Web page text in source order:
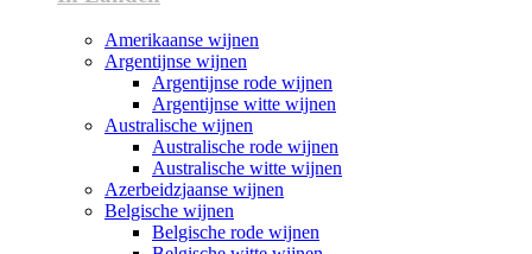
Amerikaanse wijnen
Argentijnse wijnen
Argentijnse rode wijnen
Argentijnse witte wijnen
Australische wijnen
Australische rode wijnen
Australische witte wijnen
Azerbeidzjaanse wijnen
Belgische wijnen
Belgische rode wijnen